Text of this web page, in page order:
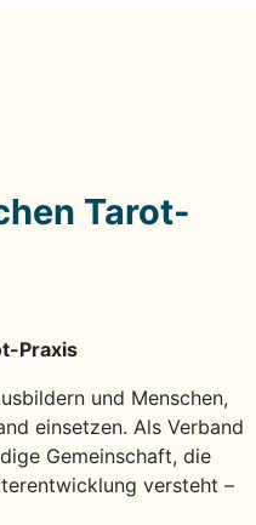
Tarot-
Praxis
und Menschen,
einsetzen. Als Verband
Gemeinschaft, die
versteht –